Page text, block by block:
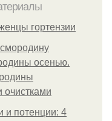
гортензии
осенью.
очистками
и потенции: 4